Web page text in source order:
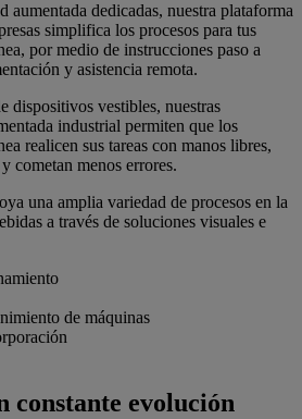
aumentada dedicadas, nuestra plataforma
simplifica los procesos para tus
por medio de instrucciones paso a
y asistencia remota.
dispositivos vestibles, nuestras
industrial permiten que los
realicen sus tareas con manos libres,
cometan menos errores.
una amplia variedad de procesos en la
a través de soluciones visuales e
de máquinas
constante evolución